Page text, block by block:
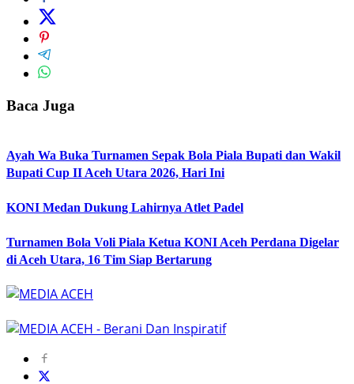
Baca Juga
Ayah Wa Buka Turnamen Sepak Bola Piala Bupati dan Wakil
Bupati Cup II Aceh Utara 2026, Hari Ini
KONI Medan Dukung Lahirnya Atlet Padel
Turnamen Bola Voli Piala Ketua KONI Aceh Perdana Digelar
di Aceh Utara, 16 Tim Siap Bertarung